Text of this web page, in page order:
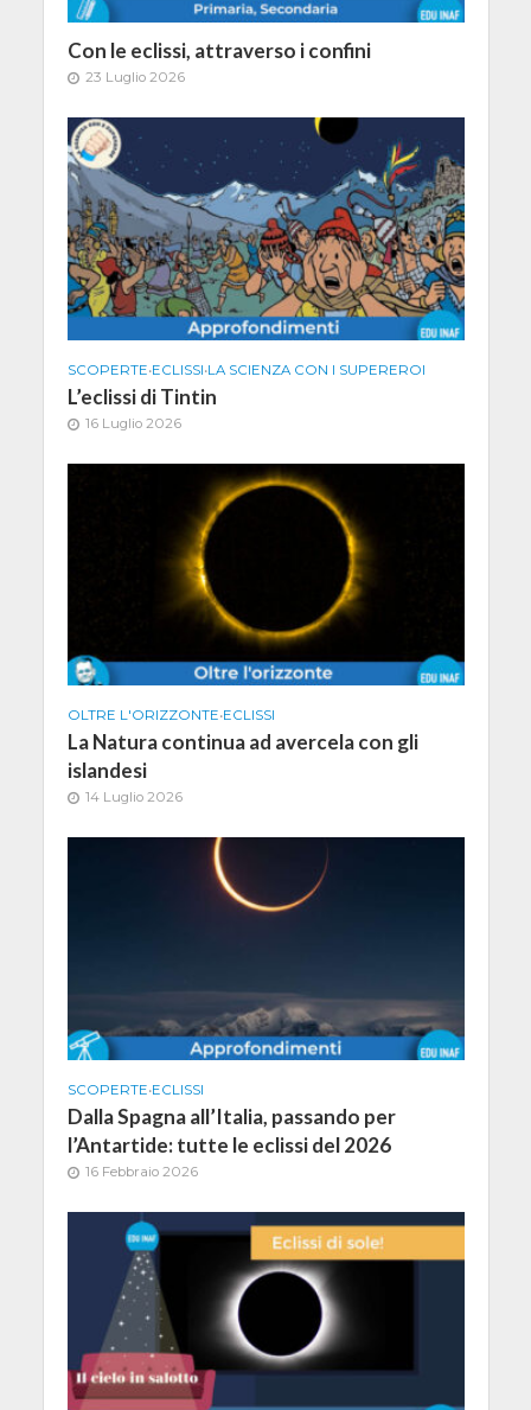
Con le eclissi, attraverso i confini
23 Luglio 2026
SCOPERTE•ECLISSI•LA SCIENZA CON I SUPEREROI
L’eclissi di Tintin
16 Luglio 2026
OLTRE L'ORIZZONTE•ECLISSI
La Natura continua ad avercela con gli
islandesi
14 Luglio 2026
SCOPERTE•ECLISSI
Dalla Spagna all’Italia, passando per
l’Antartide: tutte le eclissi del 2026
16 Febbraio 2026